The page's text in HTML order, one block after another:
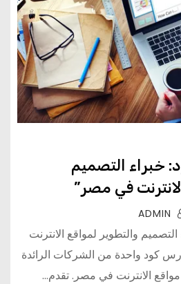
التصميم
في مصر”
والتطوير لمواقع الانترنت
كود واحدة من الشركات الرائدة
الانترنت في مصر. تقدم...